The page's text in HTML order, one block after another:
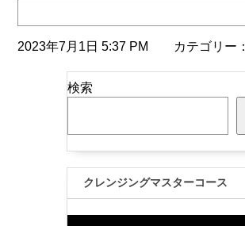
2023年7月1日 5:37 PM カテゴリー：
検索
クレンジングマスターコース